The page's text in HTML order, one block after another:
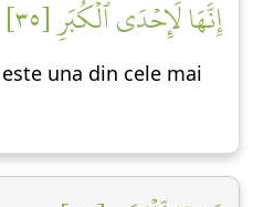
إِنَّهَا لَإِحۡدَى ٱلۡكُبَرِ [٣٥]
una din cele mai